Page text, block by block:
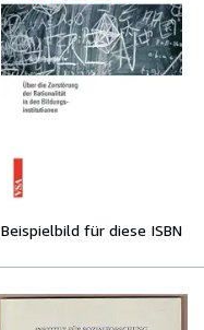
Beispielbild für diese ISBN